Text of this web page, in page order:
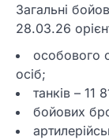
Загальні
28.03.26
особового
осіб;
танків – 11
бойових